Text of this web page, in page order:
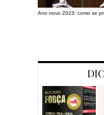
Ano novo 2023: como se